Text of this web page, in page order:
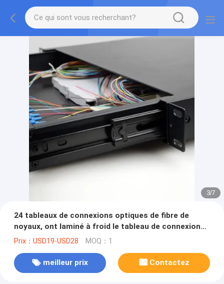
3/7
24 tableaux de connexions optiques de fibre de
noyaux, ont laminé à froid le tableau de connexions
en acier de SPCC LC
Prix：USD19-USD28 MOQ：1
meilleur prix Contactez